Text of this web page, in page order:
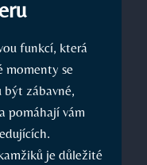
funkcí, která
momenty se
být zábavné,
pomáhají vám
je důležité